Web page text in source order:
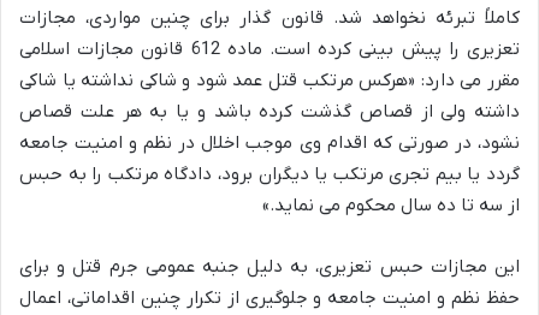
کاملاً تبرئه نخواهد شد. قانون گذار برای چنین مواردی، مجازات
تعزیری را پیش بینی کرده است. ماده 612 قانون مجازات اسلامی
مقرر می دارد: «هرکس مرتکب قتل عمد شود و شاکی نداشته یا شاکی
داشته ولی از قصاص گذشت کرده باشد و یا به هر علت قصاص
نشود، در صورتی که اقدام وی موجب اخلال در نظم و امنیت جامعه
گردد یا بیم تجری مرتکب یا دیگران برود، دادگاه مرتکب را به حبس
از سه تا ده سال محکوم می نماید.»
این مجازات حبس تعزیری، به دلیل جنبه عمومی جرم قتل و برای
حفظ نظم و امنیت جامعه و جلوگیری از تکرار چنین اقداماتی، اعمال